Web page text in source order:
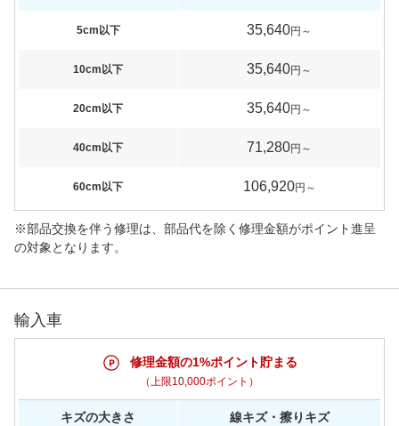
5cm以下 35,640円～
10cm以下 35,640円～
20cm以下 35,640円～
40cm以下 71,280円～
60cm以下 106,920円～
※部品交換を伴う修理は、部品代を除く修理金額がポイント進呈
の対象となります。
輸入車
修理金額の1%ポイント貯まる
（上限10,000ポイント）
キズの大きさ 線キズ・擦りキズ